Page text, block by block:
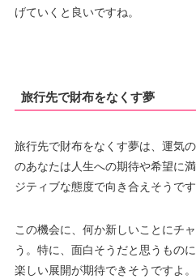
げていくと良いですね。
旅行先で財布をなくす夢
旅行先で財布をなくす夢は、運気
のあなたは人生への期待や希望に
ジティブな態度で向き合えそうです
この機会に、何か新しいことにチ
う。特に、面白そうだと思うもの
楽しい展開が期待できそうですよ。